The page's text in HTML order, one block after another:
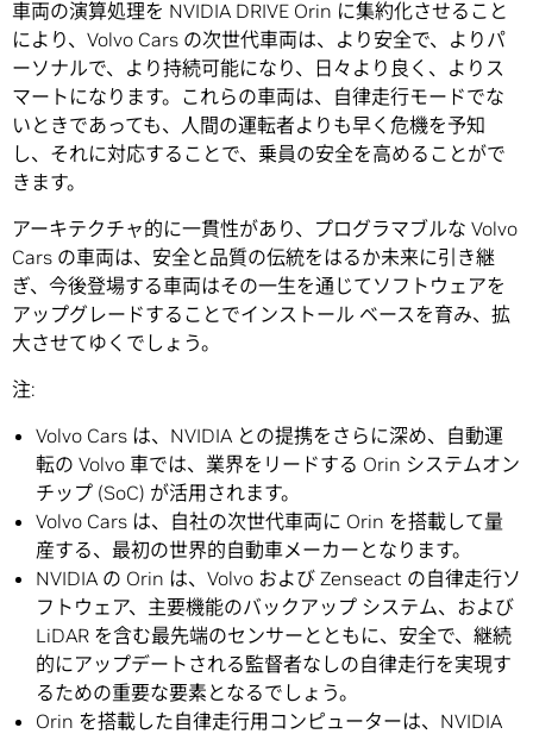
車両の演算処理を NVIDIA DRIVE Orin に集約化させること
により、Volvo Cars の次世代車両は、より安全で、よりパ
ーソナルで、より持続可能になり、日々より良く、よりス
マートになります。これらの車両は、自律走行モードでな
いときであっても、人間の運転者よりも早く危機を予知
し、それに対応することで、乗員の安全を高めることがで
きます。
アーキテクチャ的に一貫性があり、プログラマブルな Volvo
Cars の車両は、安全と品質の伝統をはるか未来に引き継
ぎ、今後登場する車両はその一生を通じてソフトウェアを
アップグレードすることでインストール ベースを育み、拡
大させてゆくでしょう。
注:
Volvo Cars は、NVIDIA との提携をさらに深め、自動運
転の Volvo 車では、業界をリードする Orin システムオン
チップ (SoC) が活用されます。
Volvo Cars は、自社の次世代車両に Orin を搭載して量
産する、最初の世界的自動車メーカーとなります。
NVIDIA の Orin は、Volvo および Zenseact の自律走行ソ
フトウェア、主要機能のバックアップ システム、および
LiDAR を含む最先端のセンサーとともに、安全で、継続
的にアップデートされる監督者なしの自律走行を実現す
るための重要な要素となるでしょう。
Orin を搭載した自律走行用コンピューターは、NVIDIA